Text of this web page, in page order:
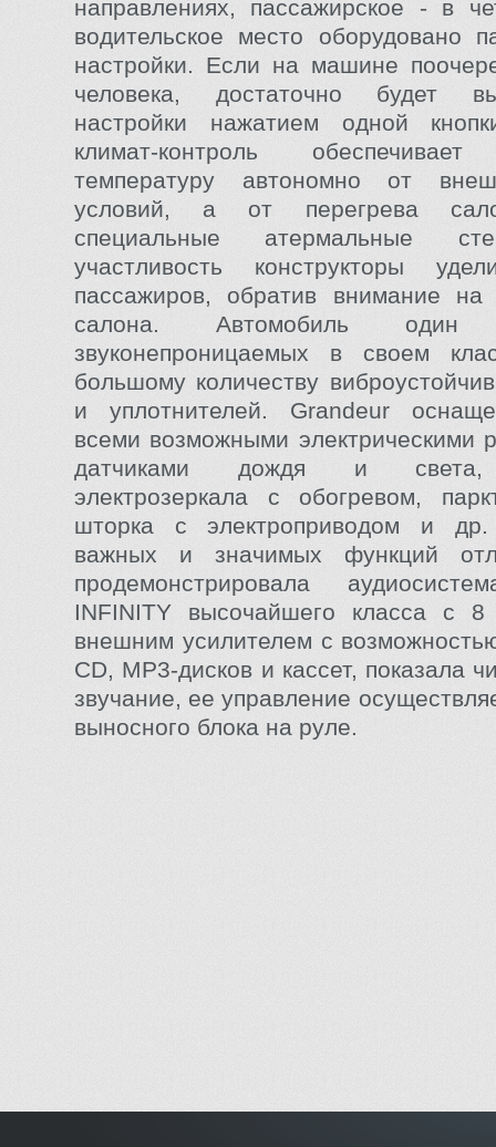
направлениях, пассажирское - в
водительское место оборудовано
настройки. Если на машине
человека, достаточно будет
настройки нажатием одной
климат-контроль
температуру автономно от
условий, а от перегрева
специальные атермальные
участливость конструкторы
пассажиров, обратив внимание
салона. Автомобиль
звуконепроницаемых в своем
большому количеству
и уплотнителей. Grandeur
всеми возможными электрическими
датчиками дождя и света,
электрозеркала с обогревом,
шторка с электроприводом и
важных и значимых функций
продемонстрировала
INFINITY высочайшего класса с
внешним усилителем с
CD, MP3-дисков и кассет, показала
звучание, ее управление
выносного блока на руле.